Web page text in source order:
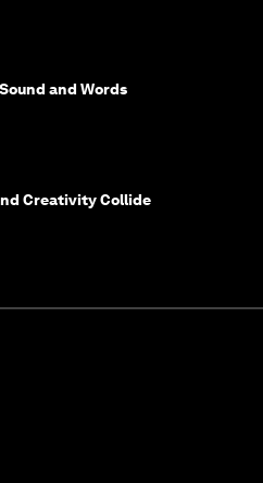
and Words
Creativity Collide